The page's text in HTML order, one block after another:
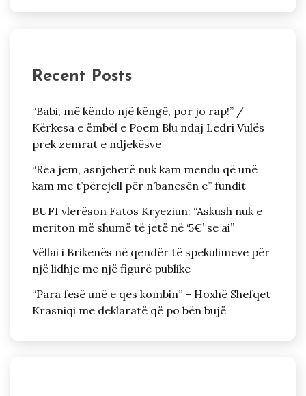
Recent Posts
“Babi, më këndo një këngë, por jo rap!” /
Kërkesa e ëmbël e Poem Blu ndaj Ledri Vulës
prek zemrat e ndjekësve
“Rea jem, asnjeherë nuk kam mendu që unë
kam me t’përcjell për n’banesën e” fundit
BUFI vlerëson Fatos Kryeziun: “Askush nuk e
meriton më shumë të jetë në ‘5€’ se ai”
Vëllai i Brikenës në qendër të spekulimeve për
një lidhje me një figurë publike
“Para fesë unë e qes kombin” – Hoxhë Shefqet
Krasniqi me deklaratë që po bën bujë